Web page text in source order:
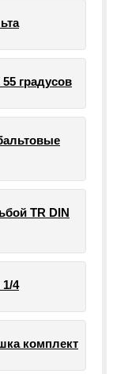
градусов
TR DIN
4
комплект